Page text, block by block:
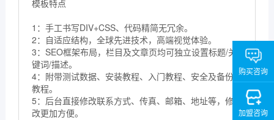
模板特点
1：手工书写DIV+CSS、代码精简无冗余。
2：自适应结构，全球先进技术，高端视觉体验。
3：SEO框架布局，栏目及文章页均可独立设置标题/关
键词/描述。
4：附带测试数据、安装教程、入门教程、安全及备份
教程。
5：后台直接修改联系方式、传真、邮箱、地址等，修
改更加方便。
购买咨询
加盟咨询